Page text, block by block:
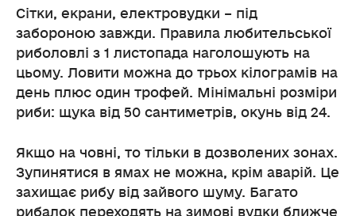
Сітки, екрани, електровудки – під
забороною завжди. Правила любительської
риболовлі з 1 листопада наголошують на
цьому. Ловити можна до трьох кілограмів на
день плюс один трофей. Мінімальні розміри
риби: щука від 50 сантиметрів, окунь від 24.
Якщо на човні, то тільки в дозволених зонах.
Зупинятися в ямах не можна, крім аварій. Це
захищає рибу від зайвого шуму. Багато
рибалок переходять на зимові вудки ближче